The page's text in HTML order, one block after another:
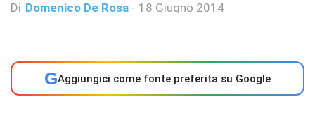
Di Domenico De Rosa - 18 Giugno 2014
GAggiungici come fonte preferita su Google